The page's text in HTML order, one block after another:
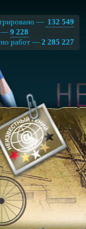
— 132 549
— 9 228
работ —2 285 227